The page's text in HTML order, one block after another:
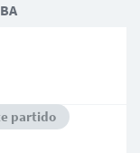
partido